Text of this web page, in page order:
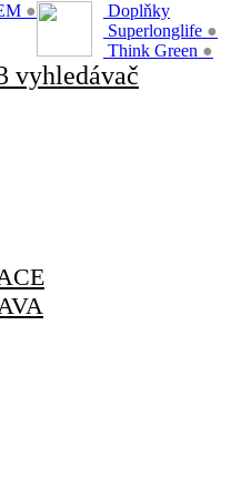
●
Doplňky
Superlonglife ●
Think Green ●
vyhledávač